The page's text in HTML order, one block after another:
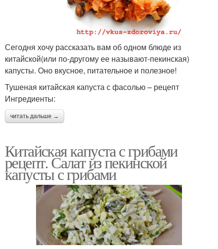
Сегодня хочу рассказать вам об одном блюде из
китайской(или по-другому ее называют-пекинская)
капусты. Оно вкусное, питательное и полезное!
Тушеная китайская капуста с фасолью – рецепт
Ингредиенты:
читать дальше →
Китайская капуста с грибами
рецепт. Салат из пекинской
капусты с грибами